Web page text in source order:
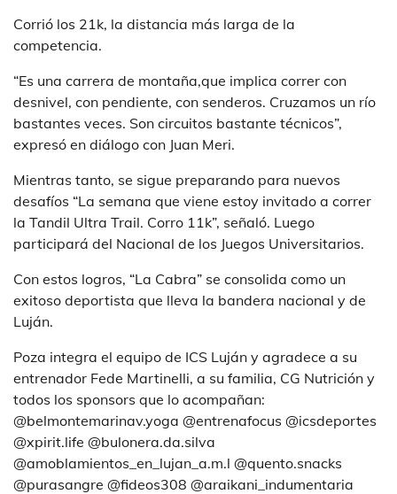
Corrió los 21k, la distancia más larga de la
competencia.
“Es una carrera de montaña,que implica correr con
desnivel, con pendiente, con senderos. Cruzamos un río
bastantes veces. Son circuitos bastante técnicos”,
expresó en diálogo con Juan Meri.
Mientras tanto, se sigue preparando para nuevos
desafíos “La semana que viene estoy invitado a correr
la Tandil Ultra Trail. Corro 11k”, señaló. Luego
participará del Nacional de los Juegos Universitarios.
Con estos logros, “La Cabra” se consolida como un
exitoso deportista que lleva la bandera nacional y de
Luján.
Poza integra el equipo de ICS Luján y agradece a su
entrenador Fede Martinelli, a su familia, CG Nutrición y
todos los sponsors que lo acompañan:
@belmontemarinav.yoga @entrenafocus @icsdeportes
@xpirit.life @bulonera.da.silva
@amoblamientos_en_lujan_a.m.l @quento.snacks
@purasangre @fideos308 @araikani_indumentaria